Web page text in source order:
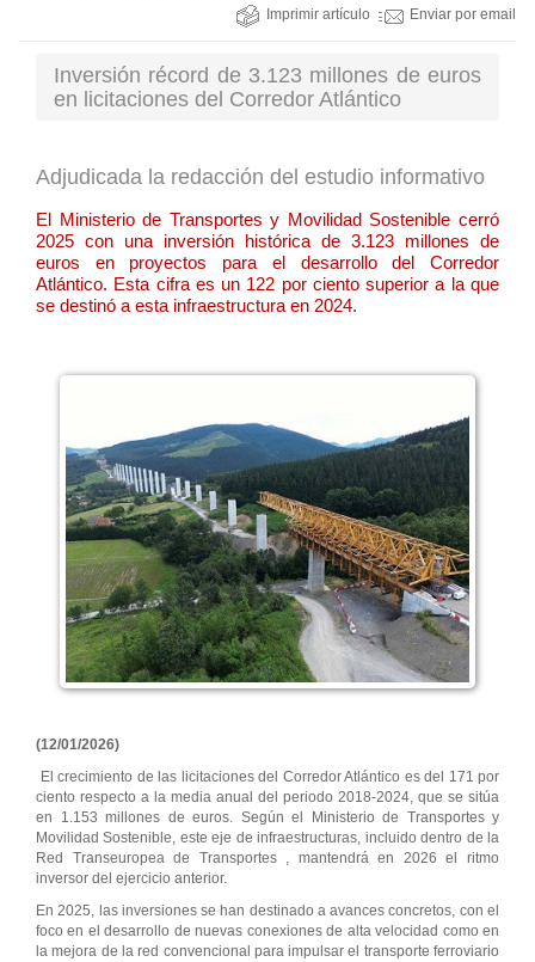
Imprimir artículo Enviar por email
Inversión récord de 3.123 millones de euros
en licitaciones del Corredor Atlántico
Adjudicada la redacción del estudio informativo
El Ministerio de Transportes y Movilidad Sostenible cerró
2025 con una inversión histórica de 3.123 millones de
euros en proyectos para el desarrollo del Corredor
Atlántico. Esta cifra es un 122 por ciento superior a la que
se destinó a esta infraestructura en 2024.
(12/01/2026)
El crecimiento de las licitaciones del Corredor Atlántico es del 171 por
ciento respecto a la media anual del periodo 2018-2024, que se sitúa
en 1.153 millones de euros. Según el Ministerio de Transportes y
Movilidad Sostenible, este eje de infraestructuras, incluido dentro de la
Red Transeuropea de Transportes , mantendrá en 2026 el ritmo
inversor del ejercicio anterior.
En 2025, las inversiones se han destinado a avances concretos, con el
foco en el desarrollo de nuevas conexiones de alta velocidad como en
la mejora de la red convencional para impulsar el transporte ferroviario